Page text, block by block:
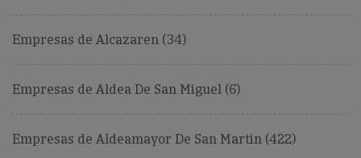
Empresas de Alcazaren (34)
Empresas de Aldea De San Miguel (6)
Empresas de Aldeamayor De San Martin (422)